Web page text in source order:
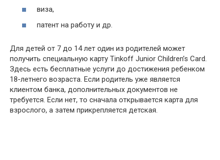
виза,
патент на работу и др.
Для детей от 7 до 14 лет один из родителей может
получить специальную карту Tinkoff Junior Children’s Card.
Здесь есть бесплатные услуги до достижения ребенком
18-летнего возраста. Если родитель уже является
клиентом банка, дополнительных документов не
требуется. Если нет, то сначала открывается карта для
взрослого, а затем прикрепляется детская.